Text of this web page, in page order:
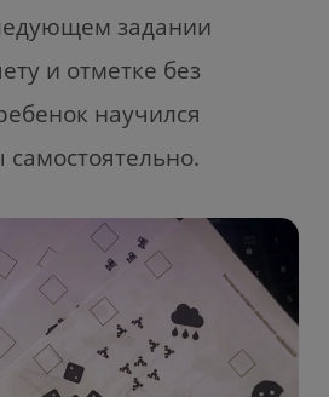
задании
и отметке без
научился